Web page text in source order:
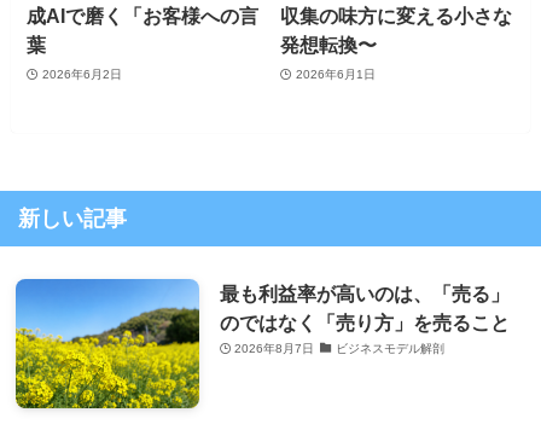
成AIで磨く「お客様への言
葉
2026年6月2日
収集の味方に変える小さな
発想転換〜
2026年6月1日
新しい記事
最も利益率が高いのは、「売る」
のではなく「売り方」を売ること
2026年8月7日 ビジネスモデル解剖